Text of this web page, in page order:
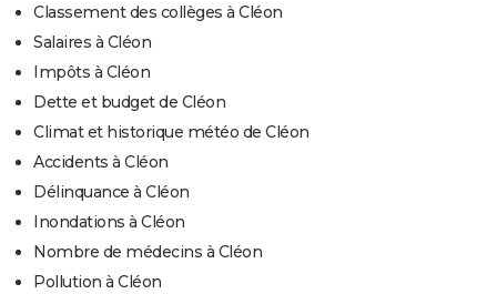
Classement des collèges à Cléon
Salaires à Cléon
Impôts à Cléon
Dette et budget de Cléon
Climat et historique météo de Cléon
Accidents à Cléon
Délinquance à Cléon
Inondations à Cléon
Nombre de médecins à Cléon
Pollution à Cléon